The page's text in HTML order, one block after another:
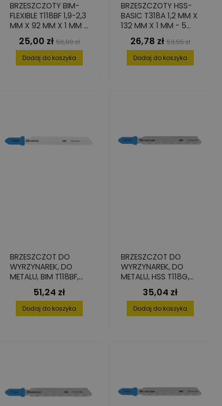
BRZESZCZOTY BIM-
FLEXIBLE T118BF 1,9-2,3
MM X 92 MM X 1 MM -
5 SZT.
Cena
25,00 zł Cena
podstawowa
50,00 zł
Dodaj do koszyka
BRZESZCZOTY HSS-
BASIC T318A 1,2 MM X
132 MM X 1 MM - 5
SZT.Cena
26,78 zł Cena
podstawowa
53,55 zł
Dodaj do koszyka
BRZESZCZOT DO
WYRZYNAREK, DO
METALU, BIM T118BF,
55X1,0X7,8 (5 SZT.)
Cena
51,24 zł
Dodaj do koszyka
BRZESZCZOT DO
WYRZYNAREK, DO
METALU, HSS T118G,
76.5/55X1.0X7.8 (5
Cena
35,04 zł
Dodaj do koszyka